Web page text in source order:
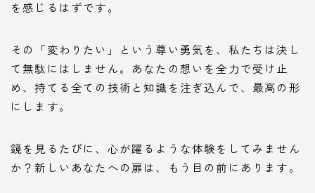
を感じるはずです。
その「変わりたい」という尊い勇気を、私たちは決し
て無駄にはしません。あなたの想いを全力で受け止
め、持てる全ての技術と知識を注ぎ込んで、最高の形
にします。
鏡を見るたびに、心が躍るような体験をしてみません
か？新しいあなたへの扉は、もう目の前にあります。